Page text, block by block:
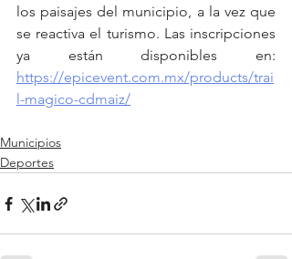
los paisajes del municipio, a la vez que
se reactiva el turismo. Las inscripciones
https://epicevent.com.mx/products/trai
l-magico-cdmaiz/
Municipios
Deportes